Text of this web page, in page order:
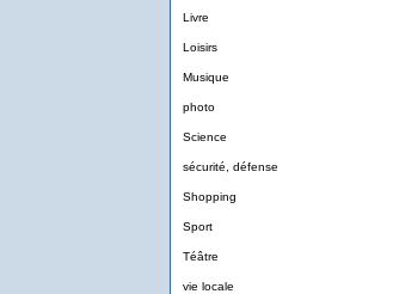
Livre
Loisirs
Musique
photo
Science
sécurité, défense
Shopping
Sport
Téâtre
vie locale